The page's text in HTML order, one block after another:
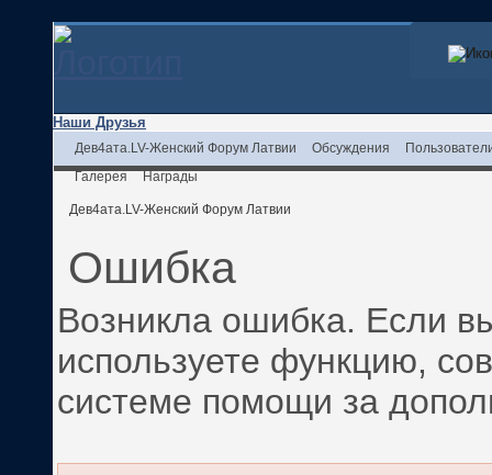
Наши Друзья
Дев4ата.LV-Женский Форум Латвии Обсуждения
Галерея
Награды
Дев4ата.LV-Женский Форум Латвии
Ошибка
Возникла ошибка. Если
используете функцию,
системе помощи за